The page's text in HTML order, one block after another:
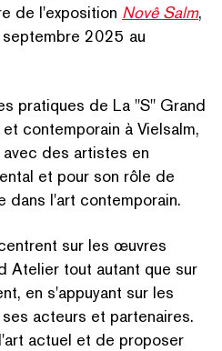
de l'exposition Novê Salm,
2025 au
pratiques de La "S" Grand
con­tem­po­rain à Vielsalm,
des artistes en
et pour son rôle de
dans l'art contemporain.
sur les œuvres
Atelier tout autant que sur
en s'appuyant sur les
acteurs et partenaires.
actuel et de proposer